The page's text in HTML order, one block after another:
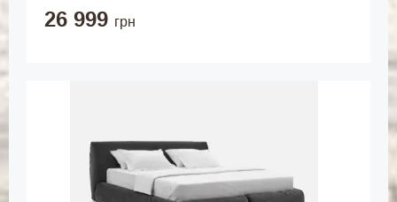
26 999 грн